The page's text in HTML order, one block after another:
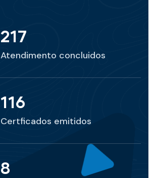
380
Atendimento concluidos
201
Certficados emitidos
14